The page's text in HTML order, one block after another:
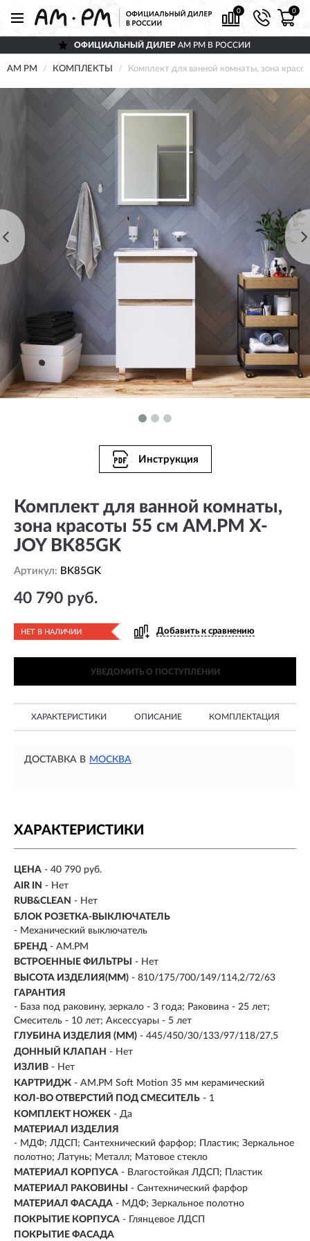
0 0
ОФИЦИАЛЬНЫЙ ДИЛЕР AM PM В РОССИИ
AM PM КОМПЛЕКТЫ Комплект для ванной комнаты, зона
Инструкция
Комплект для ванной комнаты,
зона красоты 55 см AM.PM X-
JOY BK85GK
Артикул: BK85GK
40 790 руб.
НЕТ В НАЛИЧИИ Добавить к сравнению
УВЕДОМИТЬ О ПОСТУПЛЕНИИ
ХАРАКТЕРИСТИКИ ОПИСАНИЕ КОМПЛЕКТАЦИЯ
ДОСТАВКА В МОСКВА
ХАРАКТЕРИСТИКИ
ЦЕНА - 40 790 руб.
AIR IN - Нет
RUB&CLEAN - Нет
БЛОК РОЗЕТКА-ВЫКЛЮЧАТЕЛЬ
- Механический выключатель
БРЕНД - AM.PM
ВСТРОЕННЫЕ ФИЛЬТРЫ
- Нет
ВЫСОТА ИЗДЕЛИЯ(ММ) - 810/175/700/149/114,2/72/63
ГАРАНТИЯ
- База под раковину, зеркало - 3 года; Раковина - 25 лет;
Смеситель - 10 лет; Аксессуары - 5 лет
ГЛУБИНА ИЗДЕЛИЯ (ММ) - 445/450/30/133/97/118/27,5
ДОННЫЙ КЛАПАН - Нет
ИЗЛИВ - Нет
КАРТРИДЖ - AM.PM Soft Motion 35 мм керамический
КОЛ-ВО ОТВЕРСТИЙ ПОД СМЕСИТЕЛЬ - 1
КОМПЛЕКТ НОЖЕК - Да
МАТЕРИАЛ ИЗДЕЛИЯ
- МДФ; ЛДСП; Сантехнический фарфор; Пластик; Зеркальное
полотно; Латунь; Металл; Матовое стекло
МАТЕРИАЛ КОРПУСА - Влагостойкая ЛДСП; Пластик
МАТЕРИАЛ РАКОВИНЫ
- Сантехнический фарфор
МАТЕРИАЛ ФАСАДА - МДФ; Зеркальное полотно
ПОКРЫТИЕ КОРПУСА - Глянцевое ЛДСП
ПОКРЫТИЕ ФАСАДА